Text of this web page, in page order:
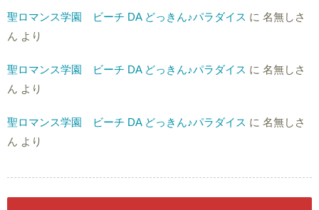
聖ロマンス学園 ビーチ DA どっきん♪パラダイス に 名無しさ
ん より
聖ロマンス学園 ビーチ DA どっきん♪パラダイス に 名無しさ
ん より
聖ロマンス学園 ビーチ DA どっきん♪パラダイス に 名無しさ
ん より